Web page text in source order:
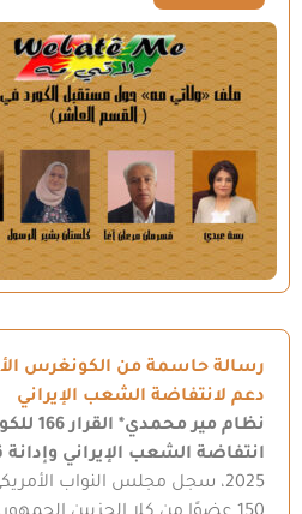
رسالة حاسمة من الكونغرس
دعم لانتفاضة الشعب الإيراني
نظام مير محمدي*
انتفاضة الشعب الإيراني